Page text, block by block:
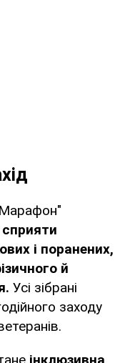
Марафон"
сприяти
і поранених,
й
Усі зібрані
заходу
інклюзивна